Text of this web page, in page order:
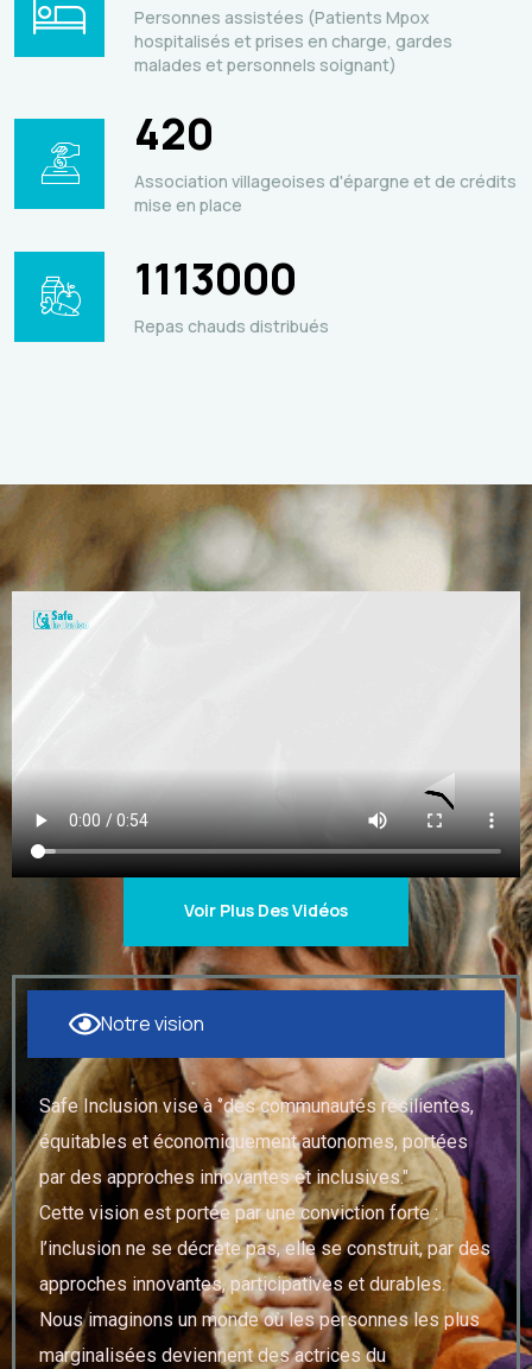
Personnes assistées (Patients Mpox
hospitalisés et prises en charge, gardes
malades et personnels soignant)
420
Association villageoises d'épargne et de crédits
mise en place
1113000
Repas chauds distribués
Voir Plus Des Vidéos
Notre vision
Safe Inclusion vise à ‘’des communautés résilientes,
équitables et économiquement autonomes, portées
par des approches innovantes et inclusives."
Cette vision est portée par une conviction forte :
l’inclusion ne se décrète pas, elle se construit, par des
approches innovantes, participatives et durables.
Nous imaginons un monde où les personnes les plus
marginalisées deviennent des actrices du